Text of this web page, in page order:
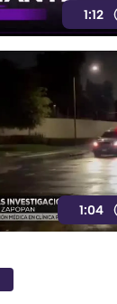
1:12
1:04